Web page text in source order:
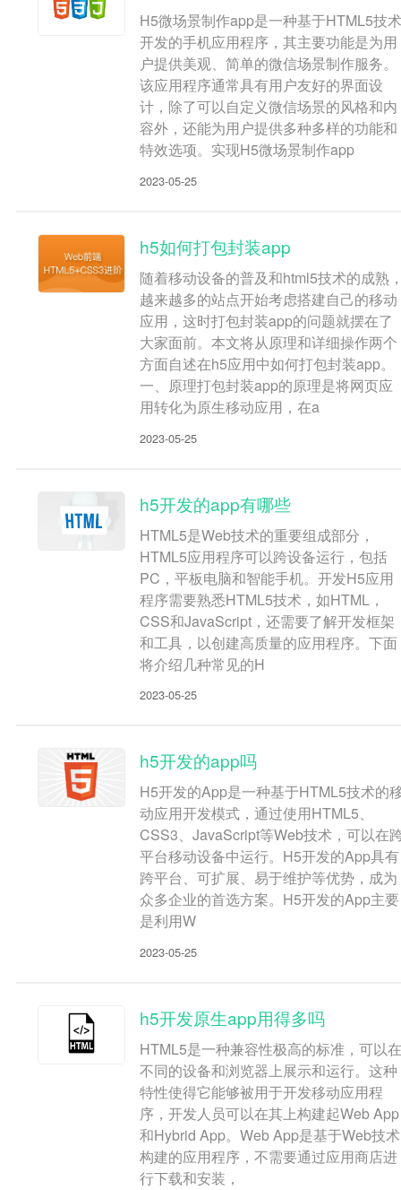
H5微场景制作app是一种基于HTML5技术
开发的手机应用程序，其主要功能是为用
户提供美观、简单的微信场景制作服务。
该应用程序通常具有用户友好的界面设
计，除了可以自定义微信场景的风格和内
容外，还能为用户提供多种多样的功能和
特效选项。实现H5微场景制作app
2023-05-25
h5如何打包封装app
随着移动设备的普及和html5技术的成熟
越来越多的站点开始考虑搭建自己的移动
应用，这时打包封装app的问题就摆在了
大家面前。本文将从原理和详细操作两个
方面自述在h5应用中如何打包封装app。
一、原理打包封装app的原理是将网页应
用转化为原生移动应用，在a
2023-05-25
h5开发的app有哪些
HTML5是Web技术的重要组成部分，
HTML5应用程序可以跨设备运行，包括
PC，平板电脑和智能手机。开发H5应用
程序需要熟悉HTML5技术，如HTML，
CSS和JavaScript，还需要了解开发框架
和工具，以创建高质量的应用程序。下面
将介绍几种常见的H
2023-05-25
h5开发的app吗
H5开发的App是一种基于HTML5技术的
动应用开发模式，通过使用HTML5、
CSS3、JavaScript等Web技术，可以在
平台移动设备中运行。H5开发的App具有
跨平台、可扩展、易于维护等优势，成为
众多企业的首选方案。H5开发的App主要
是利用W
2023-05-25
h5开发原生app用得多吗
HTML5是一种兼容性极高的标准，可以在
不同的设备和浏览器上展示和运行。这种
特性使得它能够被用于开发移动应用程
序，开发人员可以在其上构建起Web App
和Hybrid App。Web App是基于Web技术
构建的应用程序，不需要通过应用商店进
行下载和安装，